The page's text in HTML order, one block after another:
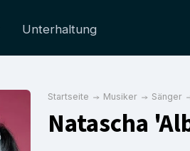
Unterhaltung
Startseite Musiker Sänger
Natascha